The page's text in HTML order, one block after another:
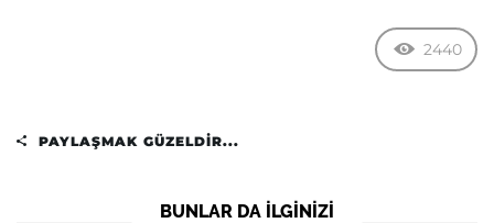
2440
PAYLAŞMAK GÜZELDIR...
BUNLAR DA ILGINIZI